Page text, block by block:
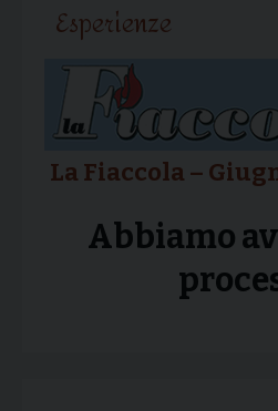
Esperienze
La Fiaccola –
Abbiamo